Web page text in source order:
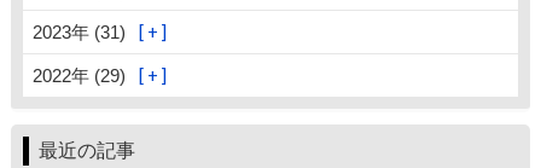
2023年 (31)
2022年 (29)
最近の記事